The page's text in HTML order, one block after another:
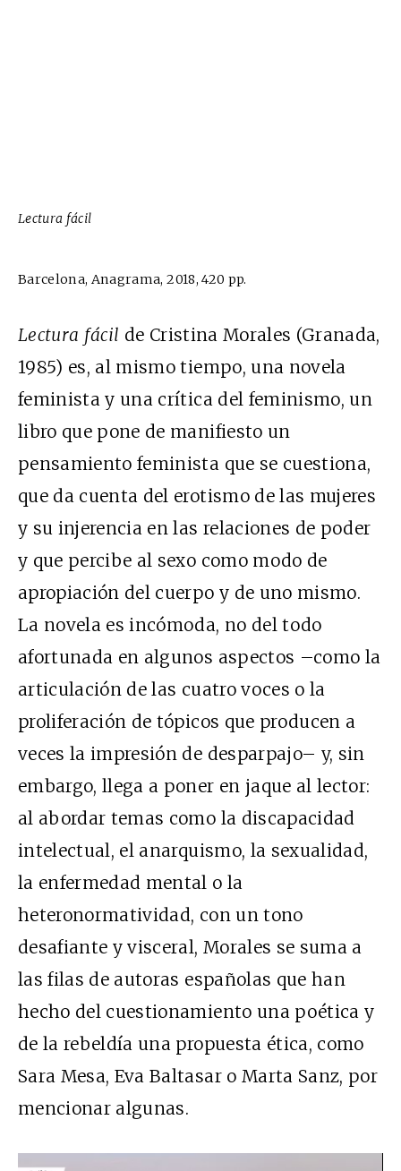
Lectura fácil
Barcelona, Anagrama, 2018, 420 pp.
Lectura fácil de Cristina Morales (Granada,
1985) es, al mismo tiempo, una novela
feminista y una crítica del feminismo, un
libro que pone de manifiesto un
pensamiento feminista que se cuestiona,
que da cuenta del erotismo de las mujeres
y su injerencia en las relaciones de poder
y que percibe al sexo como modo de
apropiación del cuerpo y de uno mismo.
La novela es incómoda, no del todo
afortunada en algunos aspectos –como la
articulación de las cuatro voces o la
proliferación de tópicos que producen a
veces la impresión de desparpajo– y, sin
embargo, llega a poner en jaque al lector:
al abordar temas como la discapacidad
intelectual, el anarquismo, la sexualidad,
la enfermedad mental o la
heteronormatividad, con un tono
desafiante y visceral, Morales se suma a
las filas de autoras españolas que han
hecho del cuestionamiento una poética y
de la rebeldía una propuesta ética, como
Sara Mesa, Eva Baltasar o Marta Sanz, por
mencionar algunas.